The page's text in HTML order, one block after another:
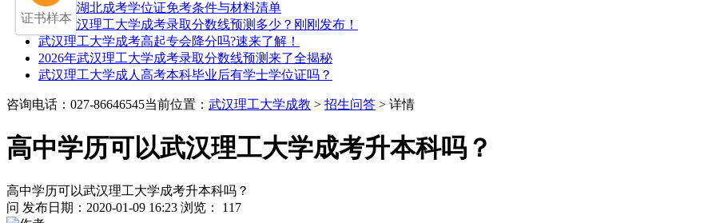
2026年湖北成考学位证免考条件与材料清单
2025武汉理工大学成考录取分数线预测多少？刚刚发布！
武汉理工大学成考高起专会降分吗?速来了解！
2026年武汉理工大学成考录取分数线预测来了全揭秘
武汉理工大学成人高考本科毕业后有学士学位证吗？
咨询电话：027-86646545当前位置： 武汉理工大学成教 > 招生问答 > 详情
高中学历可以武汉理工大学成考升本科吗？
高中学历可以武汉理工大学成考升本科吗？
问 发布日期：2020-01-09 16:23 浏览： 117
证书样本